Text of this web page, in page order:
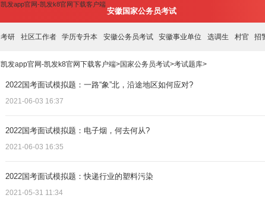
凯发app官网-凯发k8官网下载客户端
安徽国家公务员考试
考研 社区工作者 学历专升本 安徽公务员考试 安徽事业单位 选调生 村官 招
凯发app官网-凯发k8官网下载客户端>国家公务员考试>考试题库>
2022国考面试模拟题：一路“象”北，沿途地区如何应对?
2021-06-03 16:37
2022国考面试模拟题：电子烟，何去何从?
2021-06-03 16:35
2022国考面试模拟题：快递行业的塑料污染
2021-05-31 11:34